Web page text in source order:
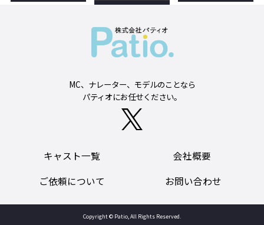
MC、ナレーター、モデルのことなら
パティオにお任せください。
キャスト一覧
会社概要
ご依頼について
お問い合わせ
Copyright © Patio, All Rights Reserved.